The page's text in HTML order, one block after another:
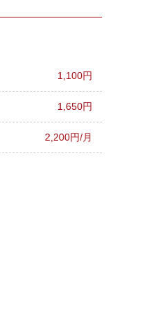
1,100円
1,650円
2,200円/月